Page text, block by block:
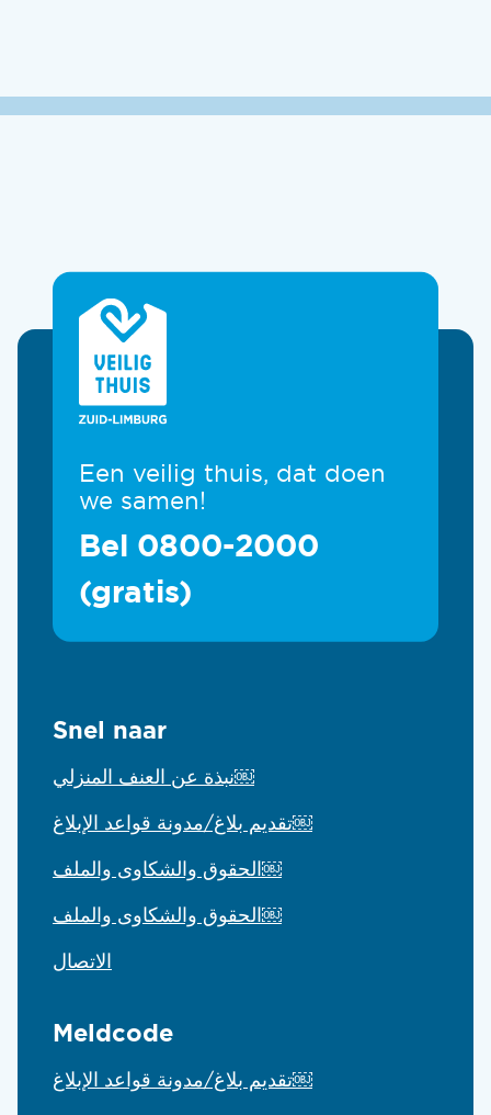
Snel naar
نبذة عن العنف المنزلي￼
تقديم بلاغ/مدونة قواعد الإبلاغ￼
الحقوق والشكاوى والملف￼
الحقوق والشكاوى والملف￼
الاتصال
Meldcode
تقديم بلاغ/مدونة قواعد الإبلاغ￼
Een veilig thuis, dat doen
we samen!
Bel 0800-2000
(gratis)